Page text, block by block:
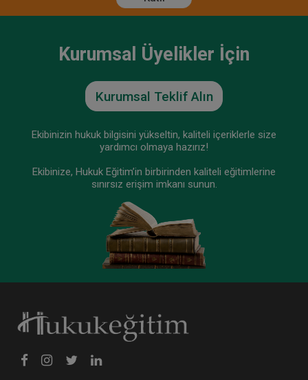
Kurumsal Üyelikler İçin
Kurumsal Teklif Alın
Ekibinizin hukuk bilgisini yükseltin, kaliteli içeriklerle size
yardımcı olmaya hazırız!
Ekibinize, Hukuk Eğitim’in birbirinden kaliteli eğitimlerine
sınırsız erişim imkanı sunun.